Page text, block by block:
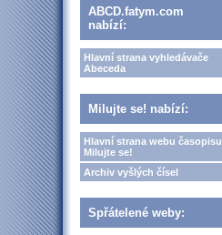
ABCD.fatym.com
nabízí:
Hlavní strana vyhledávače
Abeceda
Milujte se! nabízí:
Hlavní strana webu časopisu
Milujte se!
Archiv vyšlých čísel
Spřátelené weby: